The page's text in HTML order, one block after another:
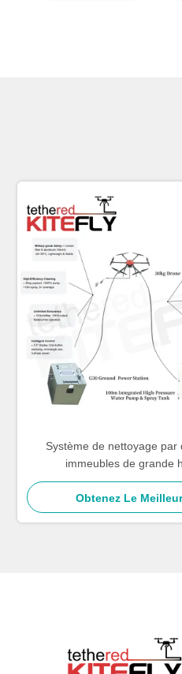
Système de nettoyage par
immeubles de grande
Obtenez Le